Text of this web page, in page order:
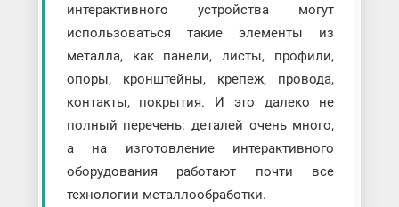
интерактивного устройства могут
использоваться такие элементы из
металла, как панели, листы, профили,
опоры, кронштейны, крепеж, провода,
контакты, покрытия. И это далеко не
полный перечень: деталей очень много,
а на изготовление интерактивного
оборудования работают почти все
технологии металлообработки.